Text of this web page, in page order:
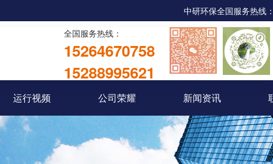
中研环保全国服务热线
全国服务热线：
15264670758
15288995621
运行视频 公司荣耀 新闻资讯